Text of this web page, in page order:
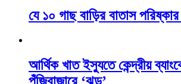
যে ১০ গাছ বাড়ির বাতাস পরিষ্কার
আর্থিক খাত ইস্যুতে কেন্দ্রীয়